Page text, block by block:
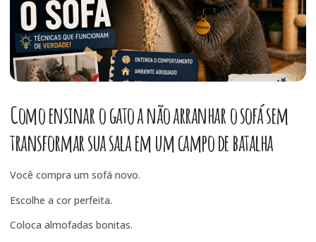
Como ensinar o gato a não arranhar o sofá sem
transformar sua sala em um campo de batalha
Você compra um sofá novo.
Escolhe a cor perfeita.
Coloca almofadas bonitas.